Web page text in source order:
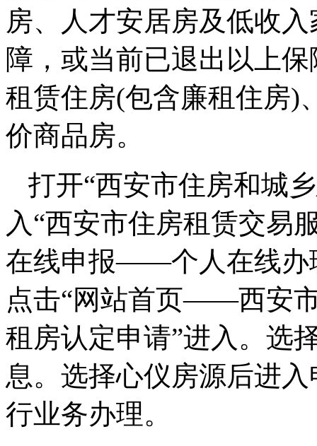
房、人才安居房及低收
障，或当前已退出以上
租赁住房(包含廉租住房)
价商品房。
打开“西安市住房和城
入“西安市住房租赁交
在线申报——个人在线
点击“网站首页——西安
租房认定申请”进入。选
息。选择心仪房源后进
行业务办理。